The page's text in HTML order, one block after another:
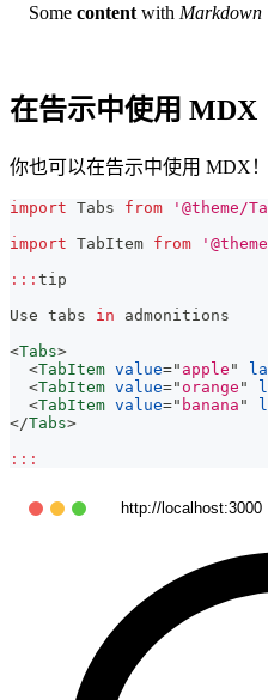
Some content with Markdown
在告示中使用 MDX
你也可以在告示中使用 MDX！
import Tabs from '@theme/
import TabItem from
: : : tip
Use tabs in admonitions
<Tabs>
<TabItem value=" apple "
<TabItem value=" orange "
<TabItem value=" banana "
</Tabs>
: : :
http://localhost:3000